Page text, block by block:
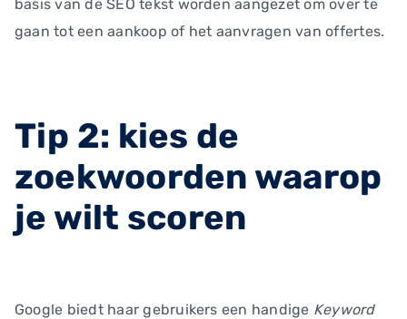
basis van de SEO tekst worden aangezet om over te
gaan tot een aankoop of het aanvragen van offertes.
Tip 2: kies de
zoekwoorden waarop
je wilt scoren
Google biedt haar gebruikers een handige Keyword